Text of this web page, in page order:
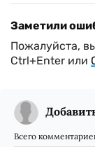
Заметили
Пожалуйста,
Ctrl+Enter или
Всего